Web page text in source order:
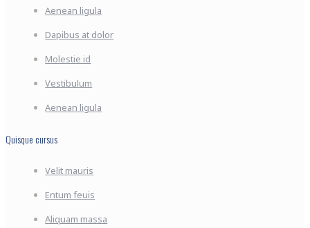
Aenean ligula
Dapibus at dolor
Molestie id
Vestibulum
Aenean ligula
Quisque cursus
Velit mauris
Entum feuis
Aliquam massa